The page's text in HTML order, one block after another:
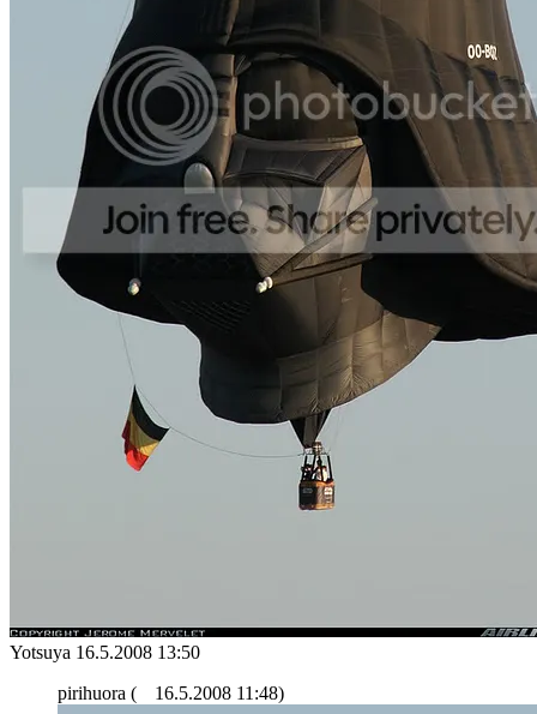
Yotsuya 16.5.2008 13:50
pirihuora (
16.5.2008 11:48)